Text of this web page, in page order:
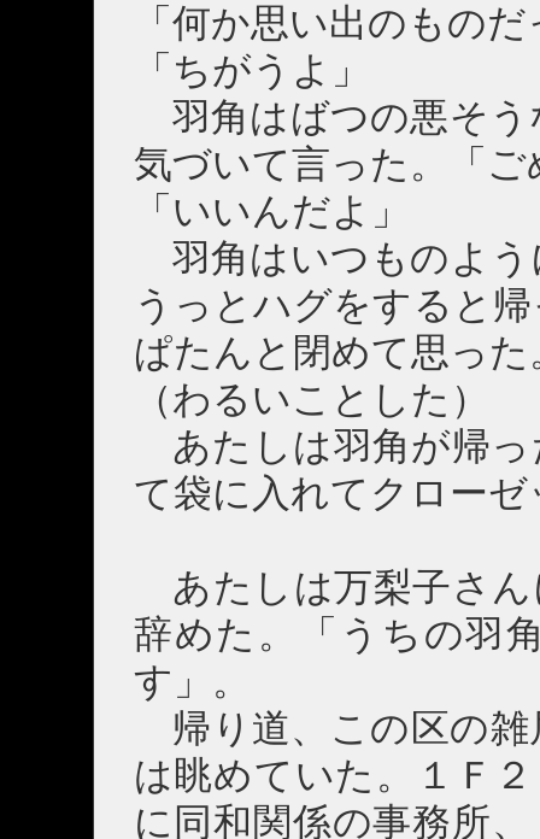
「何か思い出のもの
「ちがうよ」
羽角はばつの悪そう
気づいて言った。「ご
「いいんだよ」
羽角はいつものよう
うっとハグをすると
ぱたんと閉めて思った
（わるいことした）
あたしは羽角が帰っ
て袋に入れてクロー
あたしは万梨子さん
辞めた。「うちの羽
す」。
帰り道、この区の雑
は眺めていた。１Ｆ
に同和関係の事務所